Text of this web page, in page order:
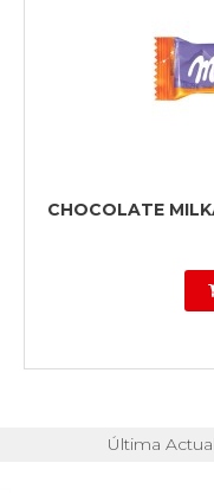
CHOCOLATE
Última